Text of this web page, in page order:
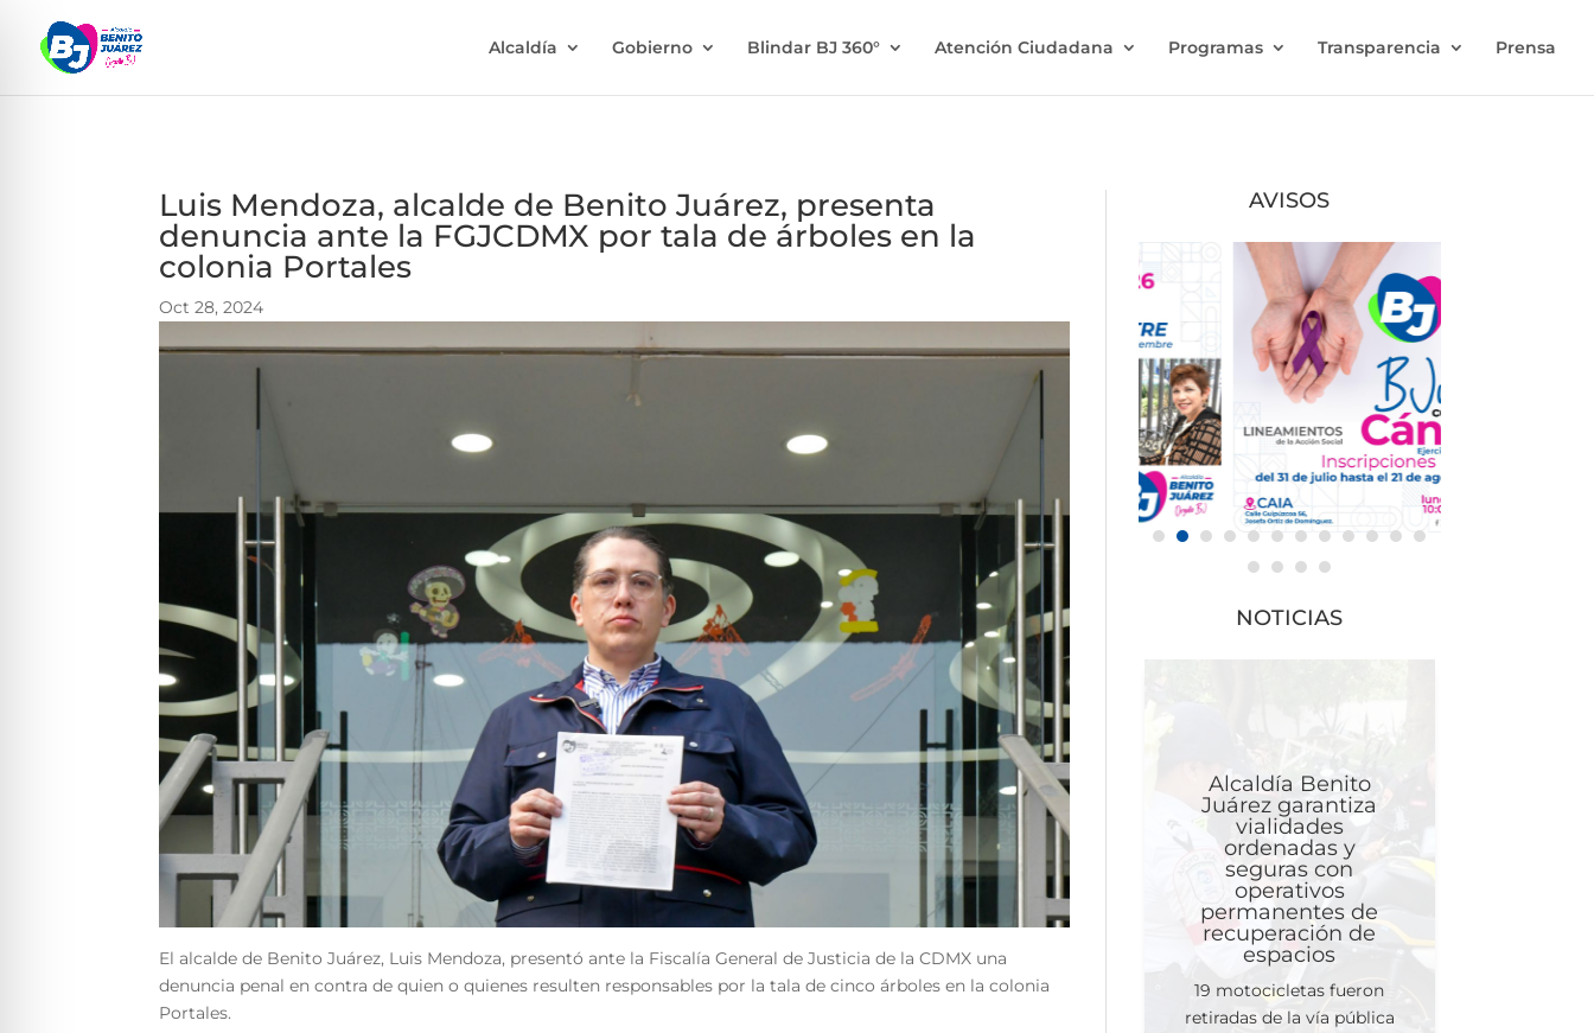
Alcaldía Gobierno Blindar BJ 360° Atención Ciudadana Programas Transparencia Prensa
Luis Mendoza, alcalde de Benito Juárez, presenta
denuncia ante la FGJCDMX por tala de árboles en la
colonia Portales
Oct 28, 2024
El alcalde de Benito Juárez, Luis Mendoza, presentó ante la Fiscalía General de Justicia de la CDMX una
denuncia penal en contra de quien o quienes resulten responsables por la tala de cinco árboles en la colonia
Portales.
AVISOS
NOTICIAS
Alcaldía Benito
Juárez garantiza
vialidades
ordenadas y
seguras con
operativos
permanentes de
recuperación de
espacios
19 motocicletas fueron
retiradas de la vía pública